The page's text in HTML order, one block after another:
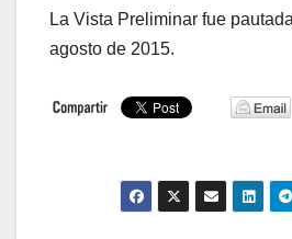
La Vista Preliminar fue
agosto de 2015.